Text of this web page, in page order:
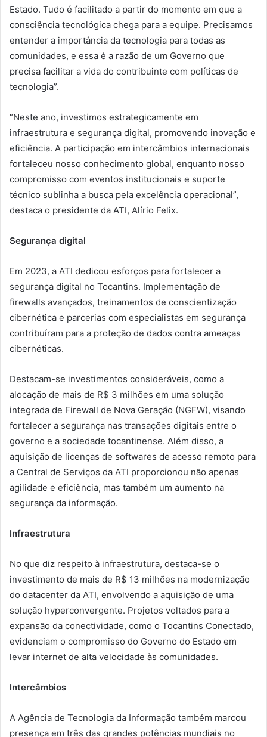
Estado. Tudo é facilitado a partir do momento em que a
consciência tecnológica chega para a equipe. Precisamos
entender a importância da tecnologia para todas as
comunidades, e essa é a razão de um Governo que
precisa facilitar a vida do contribuinte com políticas de
tecnologia”.
“Neste ano, investimos estrategicamente em
infraestrutura e segurança digital, promovendo inovação e
eficiência. A participação em intercâmbios internacionais
fortaleceu nosso conhecimento global, enquanto nosso
compromisso com eventos institucionais e suporte
técnico sublinha a busca pela excelência operacional”,
destaca o presidente da ATI, Alírio Felix.
Segurança digital
Em 2023, a ATI dedicou esforços para fortalecer a
segurança digital no Tocantins. Implementação de
firewalls avançados, treinamentos de conscientização
cibernética e parcerias com especialistas em segurança
contribuíram para a proteção de dados contra ameaças
cibernéticas.
Destacam-se investimentos consideráveis, como a
alocação de mais de R$ 3 milhões em uma solução
integrada de Firewall de Nova Geração (NGFW), visando
fortalecer a segurança nas transações digitais entre o
governo e a sociedade tocantinense. Além disso, a
aquisição de licenças de softwares de acesso remoto para
a Central de Serviços da ATI proporcionou não apenas
agilidade e eficiência, mas também um aumento na
segurança da informação.
Infraestrutura
No que diz respeito à infraestrutura, destaca-se o
investimento de mais de R$ 13 milhões na modernização
do datacenter da ATI, envolvendo a aquisição de uma
solução hyperconvergente. Projetos voltados para a
expansão da conectividade, como o Tocantins Conectado,
evidenciam o compromisso do Governo do Estado em
levar internet de alta velocidade às comunidades.
Intercâmbios
A Agência de Tecnologia da Informação também marcou
presença em três das grandes potências mundiais no